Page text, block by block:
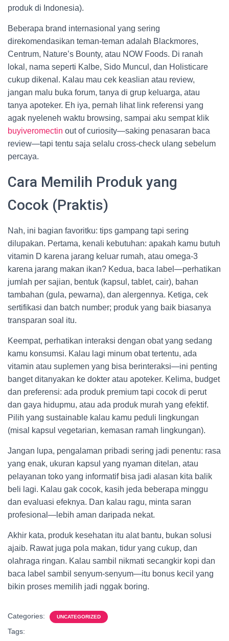
produk di Indonesia).
Beberapa brand internasional yang sering
direkomendasikan teman-teman adalah Blackmores,
Centrum, Nature’s Bounty, atau NOW Foods. Di ranah
lokal, nama seperti Kalbe, Sido Muncul, dan Holisticare
cukup dikenal. Kalau mau cek keaslian atau review,
jangan malu buka forum, tanya di grup keluarga, atau
tanya apoteker. Eh iya, pernah lihat link referensi yang
agak nyeleneh waktu browsing, sampai aku sempat klik
buyiveromectin out of curiosity—saking penasaran baca
review—tapi tentu saja selalu cross-check ulang sebelum
percaya.
Cara Memilih Produk yang
Cocok (Praktis)
Nah, ini bagian favoritku: tips gampang tapi sering
dilupakan. Pertama, kenali kebutuhan: apakah kamu butuh
vitamin D karena jarang keluar rumah, atau omega-3
karena jarang makan ikan? Kedua, baca label—perhatikan
jumlah per sajian, bentuk (kapsul, tablet, cair), bahan
tambahan (gula, pewarna), dan alergennya. Ketiga, cek
sertifikasi dan batch number; produk yang baik biasanya
transparan soal itu.
Keempat, perhatikan interaksi dengan obat yang sedang
kamu konsumsi. Kalau lagi minum obat tertentu, ada
vitamin atau suplemen yang bisa berinteraksi—ini penting
banget ditanyakan ke dokter atau apoteker. Kelima, budget
dan preferensi: ada produk premium tapi cocok di perut
dan gaya hidupmu, atau ada produk murah yang efektif.
Pilih yang sustainable kalau kamu peduli lingkungan
(misal kapsul vegetarian, kemasan ramah lingkungan).
Jangan lupa, pengalaman pribadi sering jadi penentu: rasa
yang enak, ukuran kapsul yang nyaman ditelan, atau
pelayanan toko yang informatif bisa jadi alasan kita balik
beli lagi. Kalau gak cocok, kasih jeda beberapa minggu
dan evaluasi efeknya. Dan kalau ragu, minta saran
profesional—lebih aman daripada nekat.
Akhir kata, produk kesehatan itu alat bantu, bukan solusi
ajaib. Rawat juga pola makan, tidur yang cukup, dan
olahraga ringan. Kalau sambil nikmati secangkir kopi dan
baca label sambil senyum-senyum—itu bonus kecil yang
bikin proses memilih jadi nggak boring.
Categories: UNCATEGORIZED
Tags: